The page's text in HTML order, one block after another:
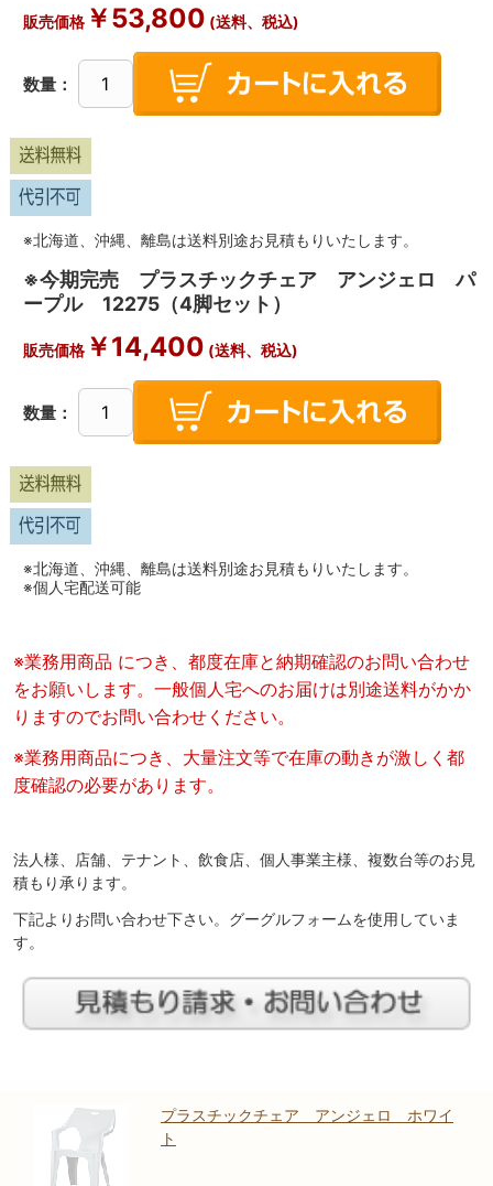
販売価格￥53,800 (送料、税込)
数量：
※北海道、沖縄、離島は送料別途お見積もりいたします。
※今期完売 プラスチックチェア アンジェロ パ
ープル 12275（4脚セット）
販売価格￥14,400 (送料、税込)
数量：
※北海道、沖縄、離島は送料別途お見積もりいたします。
※個人宅配送可能
※業務用商品 につき、都度在庫と納期確認のお問い合わせ
をお願いします。一般個人宅へのお届けは別途送料がかか
りますのでお問い合わせください。
※業務用商品につき、大量注文等で在庫の動きが激しく都
度確認の必要があります。
法人様、店舗、テナント、飲食店、個人事業主様、複数台等のお見
積もり承ります。
下記よりお問い合わせ下さい。グーグルフォームを使用していま
す。
プラスチックチェア アンジェロ ホワイ
ト